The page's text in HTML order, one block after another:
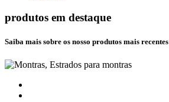
produtos em destaque
Saiba mais sobre os nosso produtos mais recentes